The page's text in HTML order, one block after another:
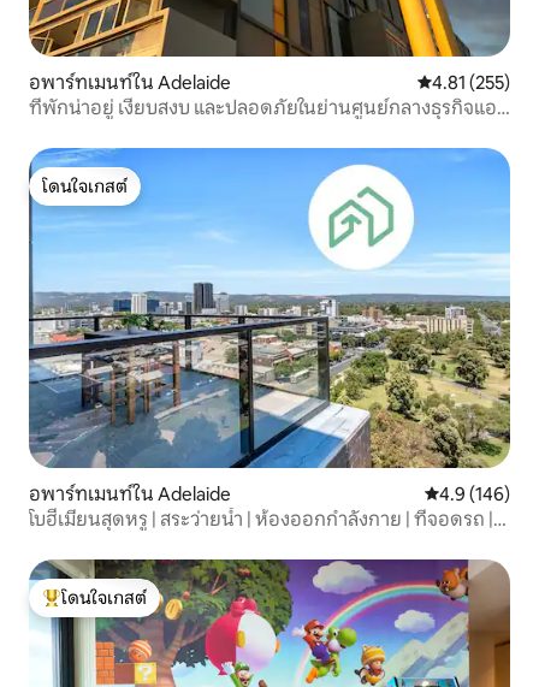
อพาร์ทเมนท์ใน Adelaide คะแนนเฉลี่ย
4.81 (255)
ที่พักน่าอยู่ เงียบสงบ และปลอดภัยในย่านศูนย์กลางธุรกิจแอดิ
โดนใจเกสต์
โดนใจเกสต์
อพาร์ทเมนท์ใน Adelaide คะแนนเฉลี่ย
4.9 (146)
โบฮีเมียนสุดหรู | สระว่ายน้ำ | ห้องออกกำลังกาย | ที่จอดรถ |
โดนใจเกสต์ที่สุด
โดนใจเกสต์